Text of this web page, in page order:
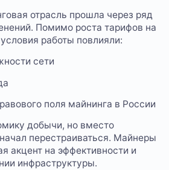
отрасль прошла через ряд
Помимо роста тарифов на
работы повлияли:
сети
поля майнинга в России
добычи, но вместо
перестраиваться. Майнеры
акцент на эффективности и
инфраструктуры.